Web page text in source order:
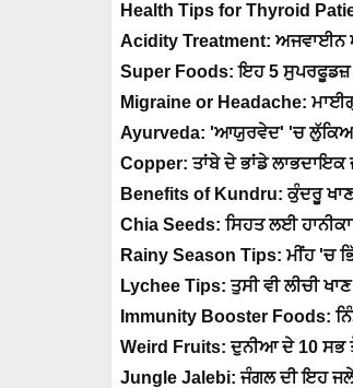
Health Tips for Thyroid
Acidity Treatment: ਅਜਵਾਈਨ
Super Foods: ਇਹ 5
Migraine or Headache:
Ayurveda: 'ਆਯੁਰਵੇਦ' 'ਚ ਲੁੱਕਿਆ
Copper: ਤਾਂਬੇ ਦੇ ਭਾਂਡੇ ਲਾਭਦਾਇਕ
Benefits of Kundru: ਕੁੰਦਰੂ
Chia Seeds: ਸਿਹਤ ਲਈ
Rainy Season Tips: ਮੀਂਹ 'ਚ
Lychee Tips: ਤੁਸੀ ਵੀ ਲੀਚੀ
Immunity Booster Foods:
Weird Fruits: ਦੁਨੀਆ ਦੇ 10 ਸਭ
Jungle Jalebi: ਜੰਗਲ ਦੀ ਇਹ